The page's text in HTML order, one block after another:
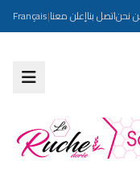
نحناتصل بناإعلن معنا|
Français